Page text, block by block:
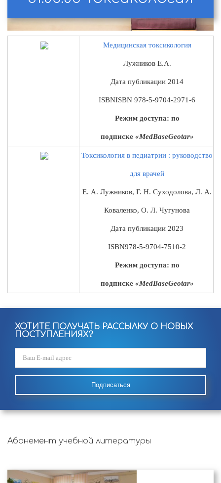
Медицинская токсикология
Лужников Е.А.
Дата публикации 2014
ISBNISBN 978-5-9704-2971-6
Режим доступа: по
подписке «MedBaseGeotar»
Токсикология в педиатрии : руководство
для врачей
Е. А. Лужников, Г. Н. Суходолова, Л. А.
Коваленко, О. Л. Чугунова
Дата публикации 2023
ISBN978-5-9704-7510-2
Режим доступа: по
подписке «MedBaseGeotar»
ХОТИТЕ ПОЛУЧАТЬ РАССЫЛКУ О НОВЫХ
ПОСТУПЛЕНИЯХ?
Подписаться
Абонемент учебной литературы